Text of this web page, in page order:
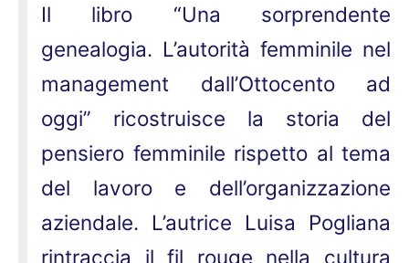
Il libro “Una sorprendente
genealogia. L’autorità femminile nel
management dall’Ottocento ad
oggi” ricostruisce la storia del
pensiero femminile rispetto al tema
del lavoro e dell’organizzazione
aziendale. L’autrice Luisa Pogliana
rintraccia il fil rouge nella cultura